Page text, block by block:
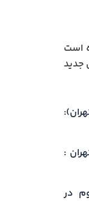
است
جدید
:
در